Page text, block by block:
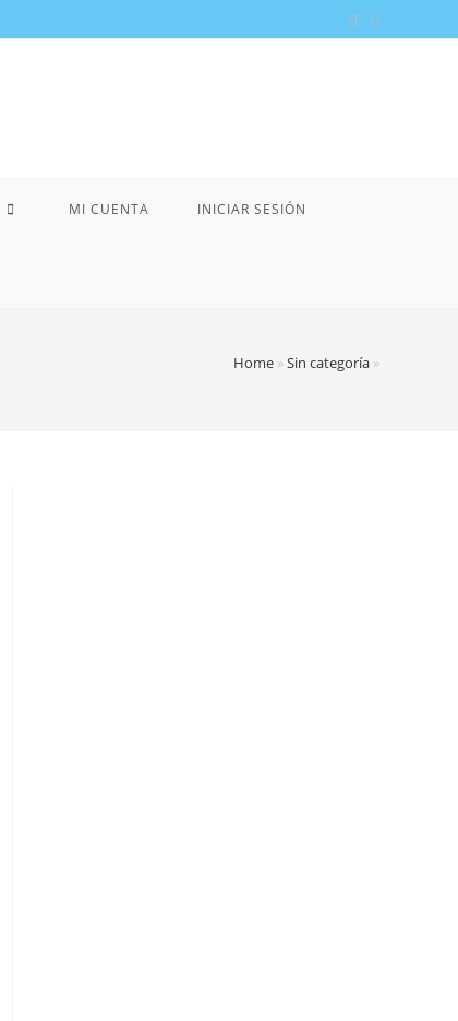
MI CUENTA INICIAR SESIÓN
Home »Sin categoría »